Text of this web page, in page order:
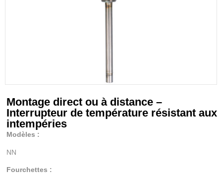
Montage direct ou à distance –
Interrupteur de température résistant aux
intempéries
Modèles :
NN
Fourchettes :